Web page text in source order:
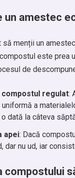
un amestec
să menții un
este prea
de
regulat:
a
dată la câteva
apei: Dacă
dar nu ud, iar
compostului